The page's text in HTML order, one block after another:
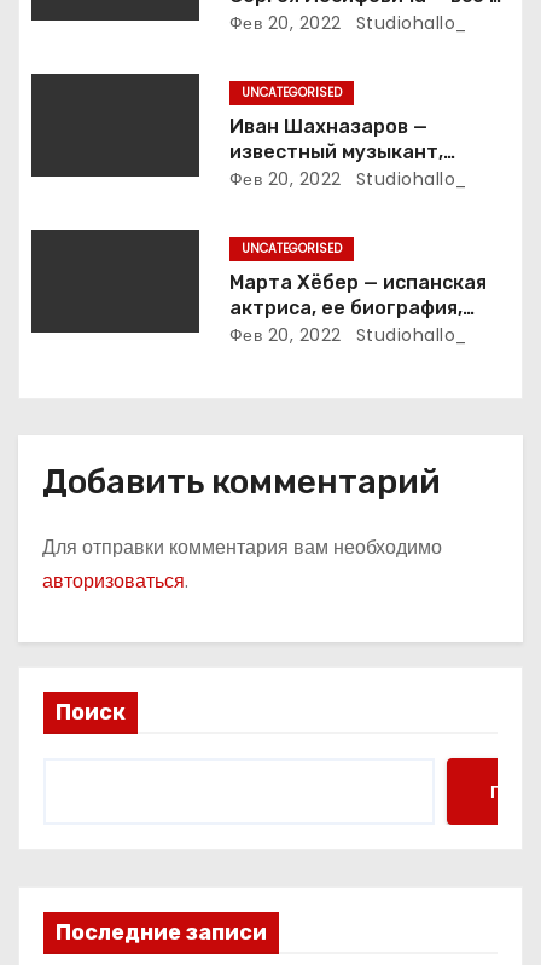
ветеране футбола России!
Фев 20, 2022 Studiohallo_
UNCATEGORISED
Иван Шахназаров —
известный музыкант,
композитор и продюсер —
Фев 20, 2022 Studiohallo_
UNCATEGORISED
Марта Хёбер — испанская
актриса, ее биография,
фото и интересные факты,
Фев 20, 2022 Studiohallo_
Добавить комментарий
Для отправки комментария вам необходимо
авторизоваться.
Поиск
Поиск
Последние записи